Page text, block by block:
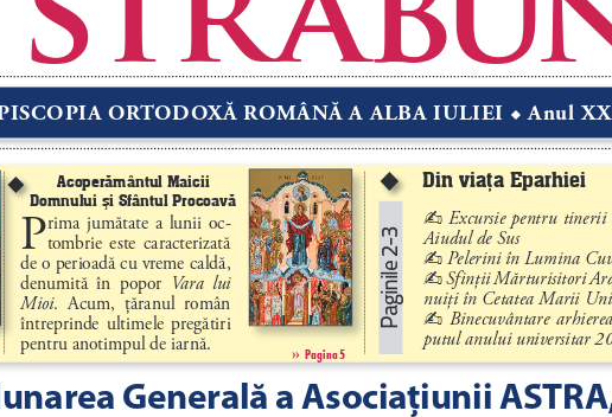
ORTODOXĂ ROMÂNĂ A ALBA IULIEI u Anul
- Excursie pentru
Aiudul de Sus
- Pelerini în Lumina
- Sfinţii Mărturisitori
nuiţi în Cetatea Marii
- Binecuvântare
putul anului universitar
u
Paginile 2-3
Din viaţa Eparhiei
Prima  jumătate  a  lunii  oc-
tombrie  este  caracterizată
de o perioadă cu vreme caldă,
denumită  în  popor Vara  lui
Mioi.  Acum,
ţăranul  român
întreprinde  ultimele  pregătiri
pentru anotimpul de iarnă.
›› Pagina 5
Acoperământul Maicii
Domnului şi Sfântul Procoavă
Generală a Asociațiunii
u